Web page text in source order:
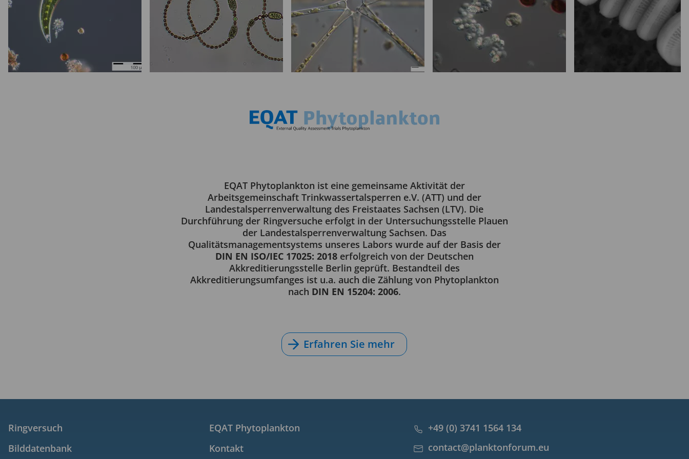
EQAT Phytoplankton ist eine gemeinsame Aktivität der
Arbeitsgemeinschaft Trinkwassertalsperren e.V. (ATT) und der
Landestalsperrenverwaltung des Freistaates Sachsen (LTV). Die
Durchführung der Ringversuche erfolgt in der Untersuchungsstelle Plauen
der Landestalsperrenverwaltung Sachsen. Das
Qualitätsmanagementsystems unseres Labors wurde auf der Basis der
DIN EN ISO/IEC 17025: 2018erfolgreich von der Deutschen
Akkreditierungsstelle Berlin geprüft. Bestandteil des
Akkreditierungsumfanges ist u.a. auch die Zählung von Phytoplankton
nach DIN EN 15204: 2006.
Erfahren Sie mehr
Ringversuch
Bilddatenbank
EQAT Phytoplankton
Kontakt
+49 (0) 3741 1564 134
contact@planktonforum.eu